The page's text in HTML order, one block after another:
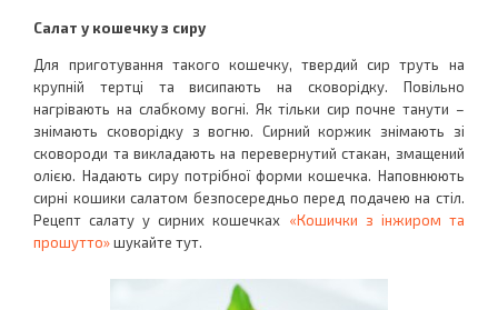
Салат у кошечку з сиру
Для приготування такого кошечку, твердий сир труть на
крупній тертці та висипають на сковорідку. Повільно
нагрівають на слабкому вогні. Як тільки сир почне танути –
знімають сковорідку з вогню. Сирний коржик знімають зі
сковороди та викладають на перевернутий стакан, змащений
олією. Надають сиру потрібної форми кошечка. Наповнюють
сирні кошики салатом безпосередньо перед подачею на стіл.
Рецепт салату у сирних кошечках «Кошички з інжиром та
прошутто»шукайте тут.